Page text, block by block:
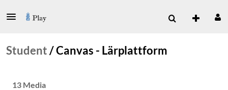
Student/Canvas - Lärplattform
13 Media